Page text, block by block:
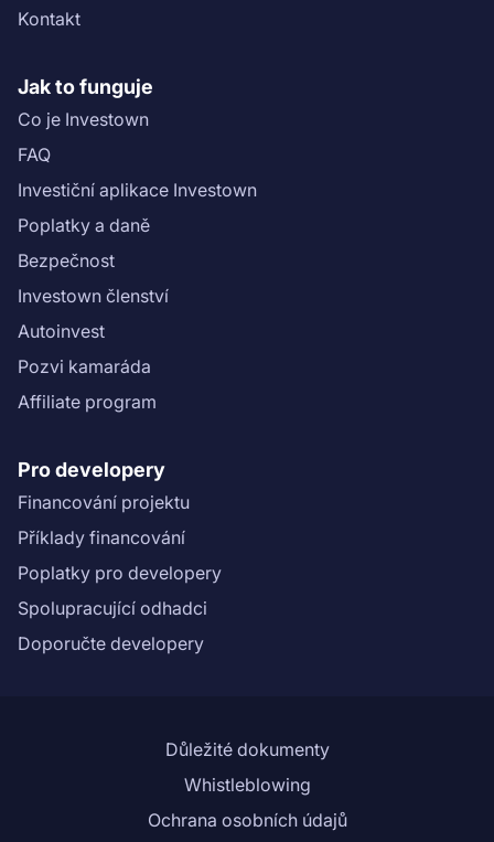
Kontakt
Jak to funguje
Co je Investown
FAQ
Investiční aplikace Investown
Poplatky a daně
Bezpečnost
Investown členství
Autoinvest
Pozvi kamaráda
Affiliate program
Pro developery
Financování projektu
Příklady financování
Poplatky pro developery
Spolupracující odhadci
Doporučte developery
Důležité dokumenty
Whistleblowing
Ochrana osobních údajů